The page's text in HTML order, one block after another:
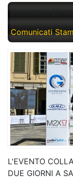
Mercoledì, 29
Comunicati
L'EVENTO
DUE GIORNI A